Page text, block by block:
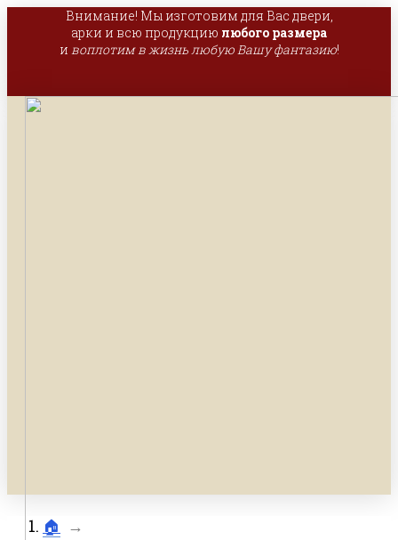
Внимание! Мы изготовим для Вас двери,
арки и всю продукцию любого размера
и воплотим в жизнь любую Вашу фантазию!
🏠
→